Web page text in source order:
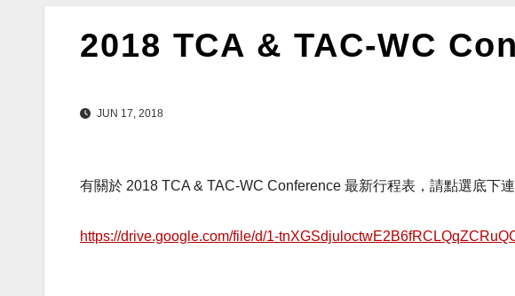
2018 TCA & TAC-WC
JUN 17, 2018
有關於 2018 TCA & TAC-WC Conference 最新行程表，請點選底下
https://drive.google.com/file/d/1-